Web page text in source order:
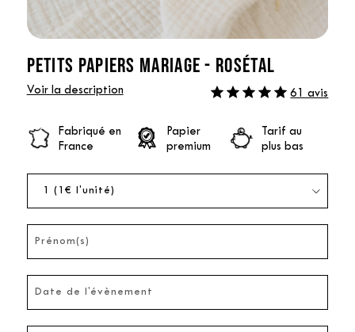
PETITS PAPIERS MARIAGE - ROSÉTAL
Voir la description 61 avis
Fabriqué en
France
Papier
premium
Tarif au
plus bas